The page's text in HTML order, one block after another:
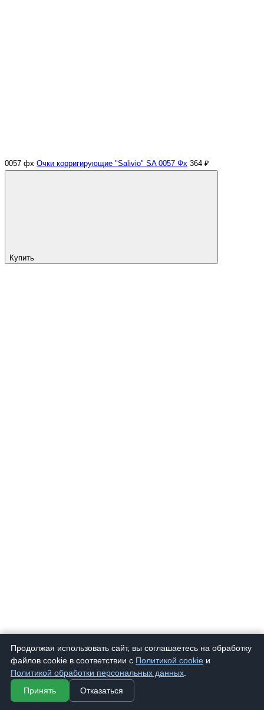
0057 фх Очки корригирующие "Salivio" SA 0057 Фх 364 ₽
Купить
787 Очки корригирующие "Fabia Monti" 787 Т 268 ₽
Продолжая использовать сайт, вы соглашаетесь на обработку
файлов cookie в соответствии с Политикой cookie и
Политикой обработки персональных данных
Принять
Отказаться